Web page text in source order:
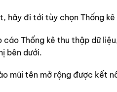
hãy đi tới tùy chọn Thống
cáo Thống kê thu thập dữ
bên dưới.
mũi tên mở rộng được kết